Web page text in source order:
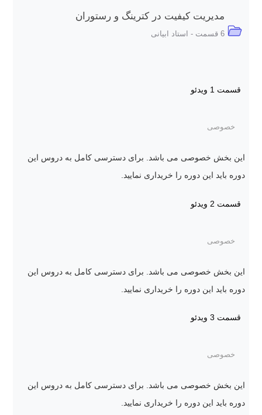
مدیریت کیفیت در کترینگ و رستوران
6 قسمت - استاد ابیانی
قسمت 1 ویدئو
خصوصی
این بخش خصوصی می باشد. برای دسترسی کامل به دروس این
دوره باید این دوره را خریداری نمایید.
قسمت 2 ویدئو
خصوصی
این بخش خصوصی می باشد. برای دسترسی کامل به دروس این
دوره باید این دوره را خریداری نمایید.
قسمت 3 ویدئو
خصوصی
این بخش خصوصی می باشد. برای دسترسی کامل به دروس این
دوره باید این دوره را خریداری نمایید.